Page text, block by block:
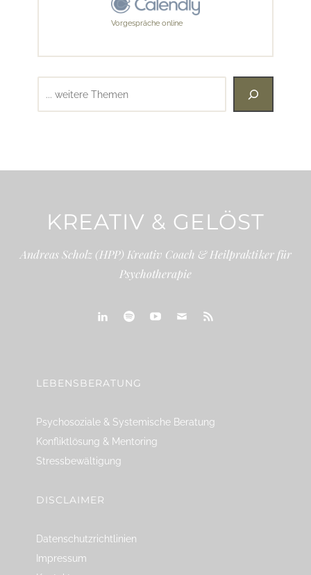
Vorgespräche online
KREATIV & GELÖST
Andreas Scholz (HPP) Kreativ Coach & Heilpraktiker für
Psychotherapie
LEBENSBERATUNG
Psychosoziale & Systemische Beratung
Konfliktlösung & Mentoring
Stressbewältigung
DISCLAIMER
Datenschutzrichtlinien
Impressum